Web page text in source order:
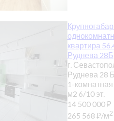
квартира
Руднева 28Б
г.
Руднева 28
1-комнатная
м2 6/10 эт.
14 500 000₽
265 568 ₽/м2